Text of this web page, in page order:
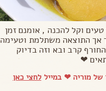
טעים וקל להכנה , אומנם זמן
אך התוצאה משתלמת וטעימה
קרב ובא וזה בדיוק
❤
של מוריה ❤ במייללחצי כאן